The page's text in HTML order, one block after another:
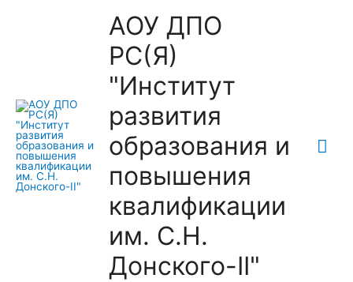
АОУ ДПО
РС(Я)
"Институт
развития
образования и
повышения
квалификации
им. С.Н.
Донского-II"